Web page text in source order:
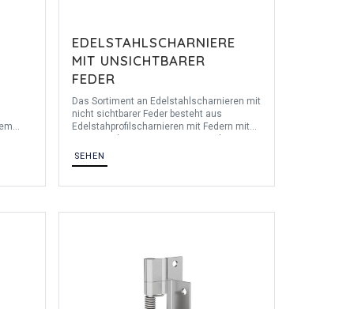
den
dass
EDELSTAHLSCHARNIERE
MIT UNSICHTBARER
FEDER
Das Sortiment an Edelstahlscharnieren mit
nicht sichtbarer Feder besteht aus
Edelstahprofilscharnieren mit Federn mit
Nm. Diese Scharniere sind aus Edelstahl
1.4301 oder Edelstahl 1.4016 gefertigt. Die
Unterlegscheibe aus POM.
SEHEN